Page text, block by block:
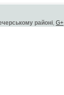
районі, G+